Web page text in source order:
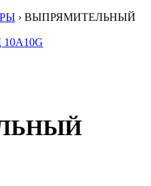
› ВЫПРЯМИТЕЛЬНЫЙ